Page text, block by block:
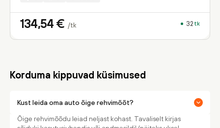
134,54 € /tk 32 tk
Korduma kippuvad küsimused
Kust leida oma auto õige rehvimõõt?
Õige rehvimõõdu leiad neljast kohast. Tavaliselt kirjas